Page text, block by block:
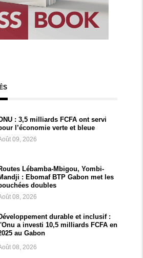
: 3,5 milliards FCFA ont servi
l’économie verte et bleue
09, 2026
Lébamba-Mbigou, Yombi-
: Ebomaf BTP Gabon met les
doubles
08, 2026
durable et inclusif :
l'Onu a investi 10,5 milliards FCFA en
au Gabon
08, 2026